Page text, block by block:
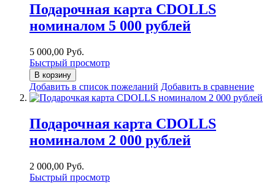
Подарочная карта CDOLLS
номиналом 5 000 рублей
5 000,00 Руб.
Быстрый просмотр
В корзину
Добавить в список пожеланий Добавить в сравнение
Подарочная карта CDOLLS
номиналом 2 000 рублей
2 000,00 Руб.
Быстрый просмотр